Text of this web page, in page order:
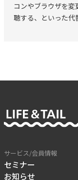
コンやブラウザを
聴する、といった代
サービス/会員情報
セミナー
お知らせ